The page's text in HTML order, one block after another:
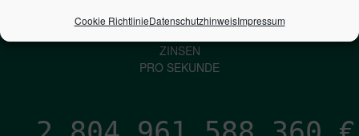
Cookie RichtlinieDatenschutzhinweisImpressum
1,601€
ZINSEN
PRO SEKUNDE